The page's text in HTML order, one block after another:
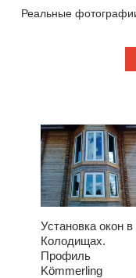
Реальные
Установка окон в
Колодищах.
Профиль
Kömmerling